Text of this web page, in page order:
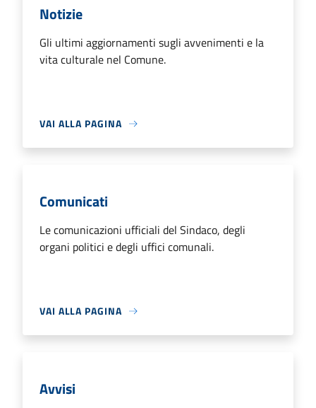
Notizie
Gli ultimi aggiornamenti sugli avvenimenti e la
vita culturale nel Comune.
VAI ALLA PAGINA
Comunicati
Le comunicazioni ufficiali del Sindaco, degli
organi politici e degli uffici comunali.
VAI ALLA PAGINA
Avvisi